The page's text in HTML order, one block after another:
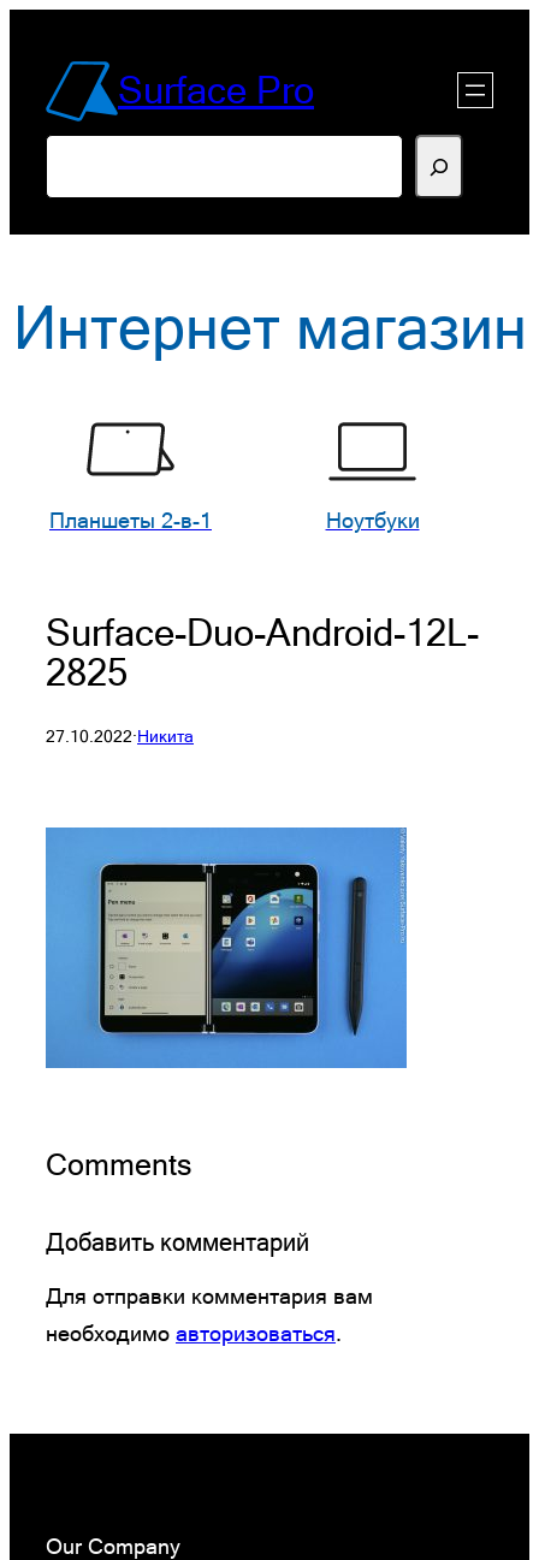
содержимомуSurface Pro
Интернет магазин
Планшеты 2-в-1 Ноутбуки
Surface-Duo-Android-12L-
2825
27.10.2022·Никита
Comments
Добавить комментарий
Для отправки комментария вам
необходимо авторизоваться.
Our Company